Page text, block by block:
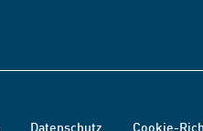
Datenschutz Cookie-